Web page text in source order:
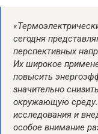
сегодня
перспективных
Их широкое
повысить
значительно
окружающую среду.
исследования и
особое внимание